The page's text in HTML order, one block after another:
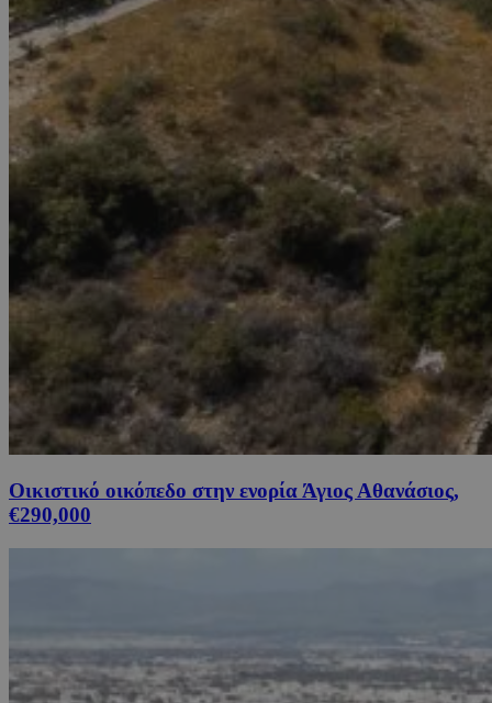
Οικιστικό οικόπεδο στην ενορία Άγιος Αθανάσιος,
€290,000